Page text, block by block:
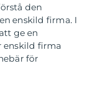
den
enskild firma. I
ge en
enskild firma
för